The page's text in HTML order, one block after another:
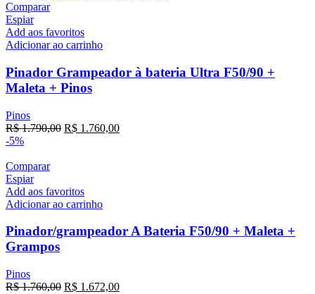
Comparar
Espiar
Add aos favoritos
Adicionar ao carrinho
Pinador Grampeador à bateria Ultra F50/90 +
Maleta + Pinos
Pinos
R$1.790,00 R$ 1.760,00
-5%
Comparar
Espiar
Add aos favoritos
Adicionar ao carrinho
Pinador/grampeador A Bateria F50/90 + Maleta +
Grampos
Pinos
R$1.760,00 R$ 1.672,00